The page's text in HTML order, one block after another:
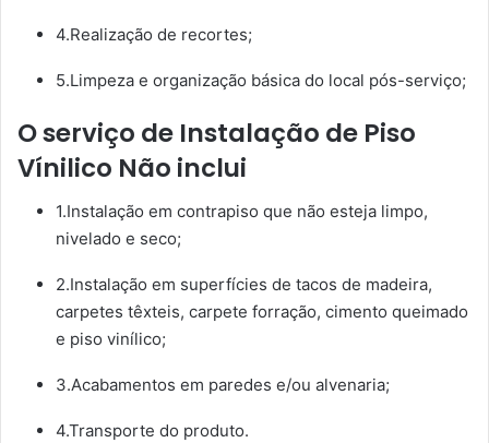
4.Realização de recortes;
5.Limpeza e organização básica do local pós-serviço;
O serviço de Instalação de Piso
Vínilico Não inclui
1.Instalação em contrapiso que não esteja limpo,
nivelado e seco;
2.Instalação em superfícies de tacos de madeira,
carpetes têxteis, carpete forração, cimento queimado
e piso vinílico;
3.Acabamentos em paredes e/ou alvenaria;
4.Transporte do produto.